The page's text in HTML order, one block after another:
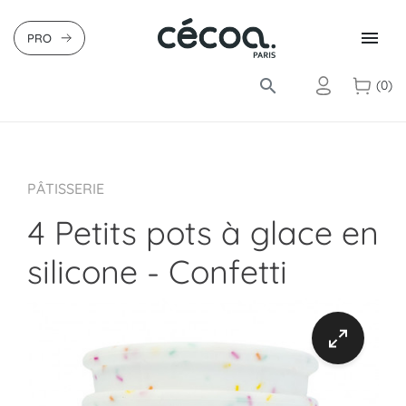

PRO
search (0)
PÂTISSERIE
4 Petits pots à glace en
silicone - Confetti